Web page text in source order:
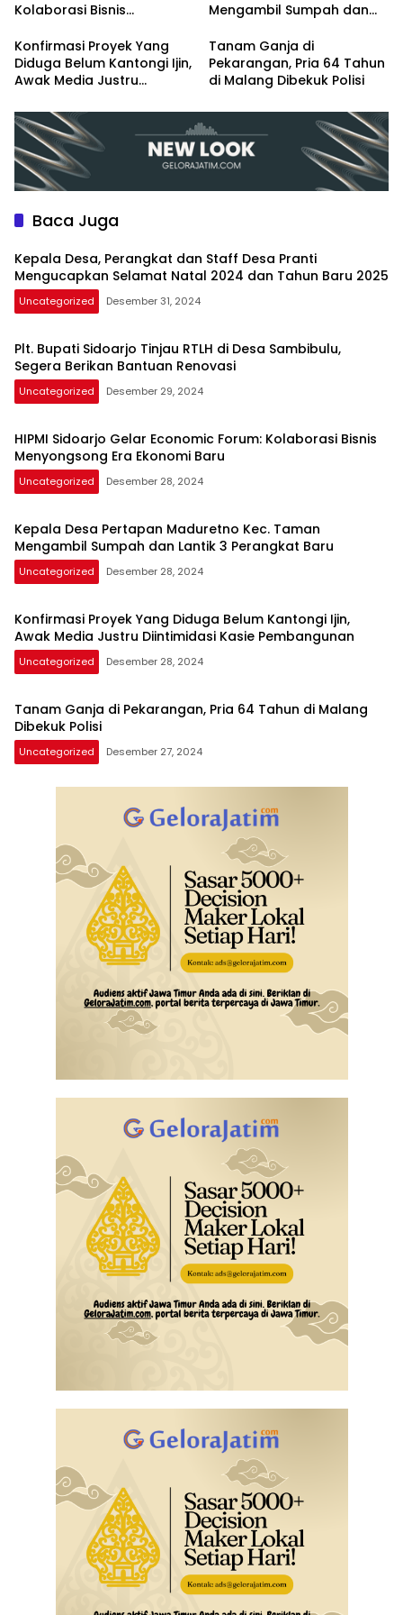
Kolaborasi Bisnis
Baru
Mengambil Sumpah dan
Konfirmasi Proyek Yang
Diduga Belum Kantongi Ijin,
Awak Media Justru
Pembangunan
Tanam Ganja di
Pekarangan, Pria 64 Tahun
di Malang Dibekuk Polisi
Baca Juga
Kepala Desa, Perangkat dan Staff Desa Pranti
Mengucapkan Selamat Natal 2024 dan Tahun Baru 2025
Uncategorized Desember 31, 2024
Plt. Bupati Sidoarjo Tinjau RTLH di Desa Sambibulu,
Segera Berikan Bantuan Renovasi
Uncategorized Desember 29, 2024
HIPMI Sidoarjo Gelar Economic Forum: Kolaborasi Bisnis
Menyongsong Era Ekonomi Baru
Uncategorized Desember 28, 2024
Kepala Desa Pertapan Maduretno Kec. Taman
Mengambil Sumpah dan Lantik 3 Perangkat Baru
Uncategorized Desember 28, 2024
Konfirmasi Proyek Yang Diduga Belum Kantongi Ijin,
Awak Media Justru Diintimidasi Kasie Pembangunan
Uncategorized Desember 28, 2024
Tanam Ganja di Pekarangan, Pria 64 Tahun di Malang
Dibekuk Polisi
Uncategorized Desember 27, 2024